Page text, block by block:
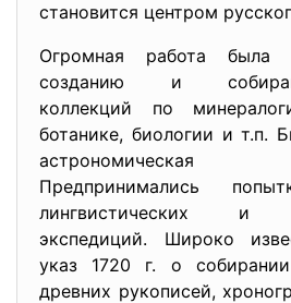
становится центром
Огромная работа
созданию и
коллекций по
ботанике, биологии и т.п.
астрономическая
Предпринимались
лингвистических и
экспедиций. Широко
указ 1720 г. о
древних рукописей,